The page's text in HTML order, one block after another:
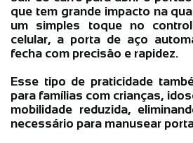
que tem grande impacto na
um simples toque no
celular, a porta de aço
fecha com precisão e rapidez.
Esse tipo de praticidade
para famílias com crianças,
mobilidade reduzida,
necessário para manusear